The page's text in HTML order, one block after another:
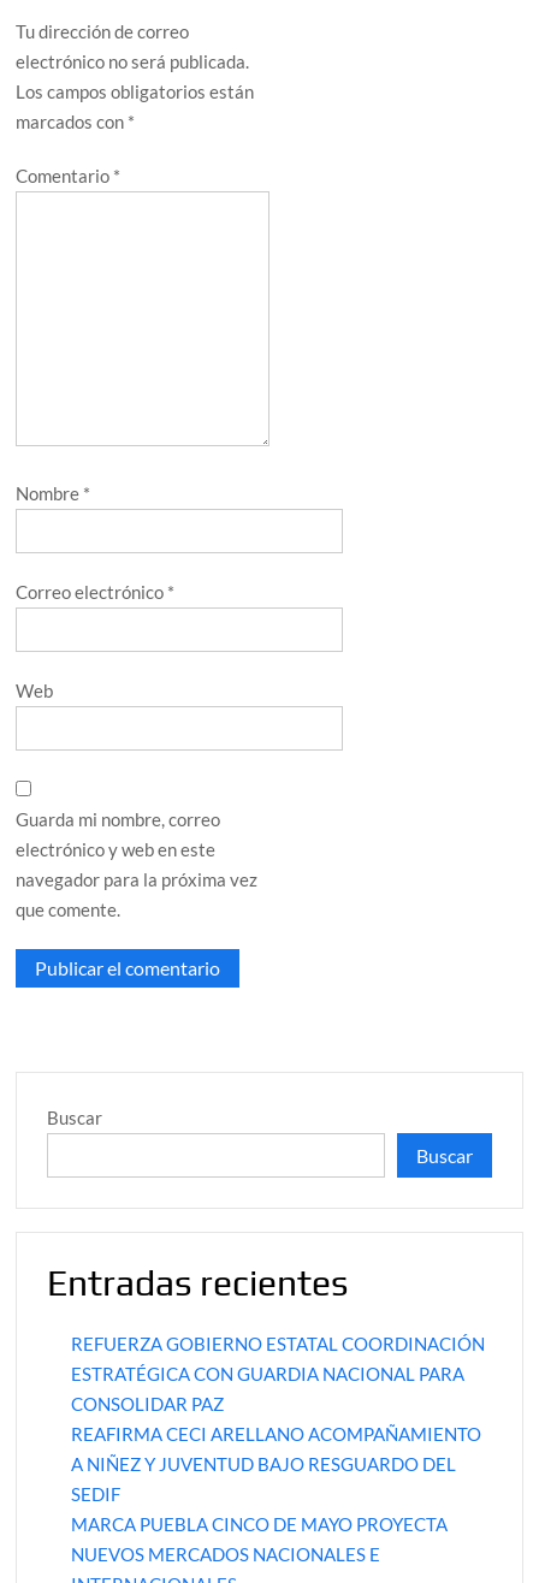
Tu dirección de correo
electrónico no será publicada.
Los campos obligatorios están
marcados con *
Comentario *
Nombre *
Correo electrónico *
Web
Guarda mi nombre, correo
electrónico y web en este
navegador para la próxima vez
que comente.
Buscar
Buscar
Entradas recientes
REFUERZA GOBIERNO ESTATAL COORDINACIÓN
ESTRATÉGICA CON GUARDIA NACIONAL PARA
CONSOLIDAR PAZ
REAFIRMA CECI ARELLANO ACOMPAÑAMIENTO
A NIÑEZ Y JUVENTUD BAJO RESGUARDO DEL
SEDIF
MARCA PUEBLA CINCO DE MAYO PROYECTA
NUEVOS MERCADOS NACIONALES E